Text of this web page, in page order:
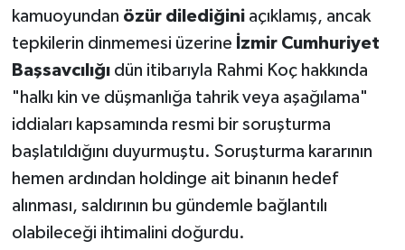
kamuoyundan özür dilediğiniaçıklamış, ancak
tepkilerin dinmemesi üzerine İzmir Cumhuriyet
Başsavcılığıdün itibarıyla Rahmi Koç hakkında
"halkı kin ve düşmanlığa tahrik veya aşağılama"
iddiaları kapsamında resmi bir soruşturma
başlatıldığını duyurmuştu. Soruşturma kararının
hemen ardından holdinge ait binanın hedef
alınması, saldırının bu gündemle bağlantılı
olabileceği ihtimalini doğurdu.